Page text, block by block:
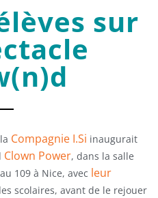
sur
Compagnie I.Si inaugurait
Clown Power, dans la salle
au 109 à Nice, avec leur
scolaires, avant de le rejouer